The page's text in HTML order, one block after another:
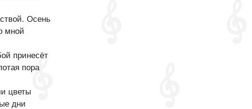
Осень
мной
принесёт
пора
цветы
дни